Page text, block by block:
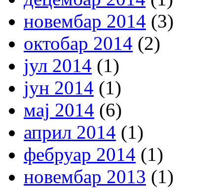
новембар 2014 (3)
октобар 2014 (2)
јул 2014 (1)
јун 2014 (1)
мај 2014 (6)
април 2014 (1)
фебруар 2014 (1)
новембар 2013 (1)